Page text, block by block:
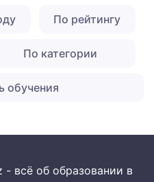
По рейтингу
По категории
обучения
всё об образовании в